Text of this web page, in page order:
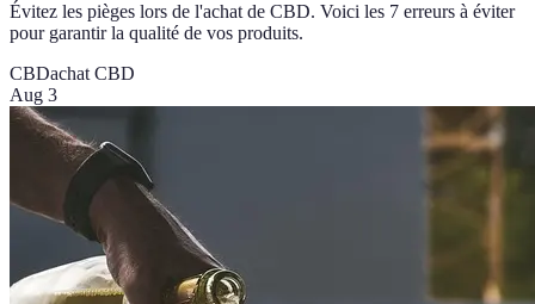
Évitez les pièges lors de l'achat de CBD. Voici les 7 erreurs à éviter
pour garantir la qualité de vos produits.
CBDachat CBD
Aug 3